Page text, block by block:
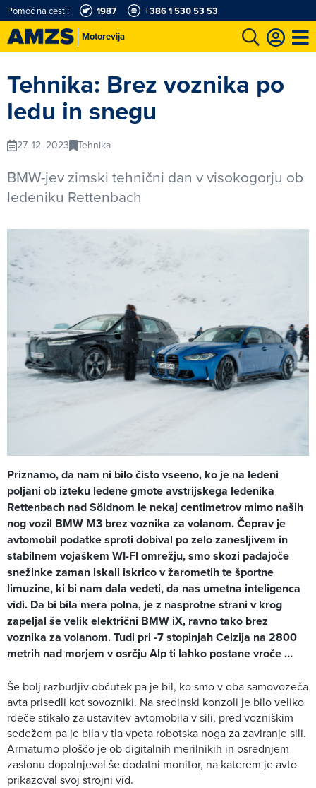
Motorevija
Pomoč na cesti: 1987 +386 1 530 53 53
Tehnika: Brez voznika po
ledu in snegu
27. 12. 2023 Tehnika
BMW-jev zimski tehnični dan v visokogorju ob
ledeniku Rettenbach
Priznamo, da nam ni bilo čisto vseeno, ko je na ledeni
poljani ob izteku ledene gmote avstrijskega ledenika
Rettenbach nad Söldnom le nekaj centimetrov mimo naših
nog vozil BMW M3 brez voznika za volanom. Čeprav je
avtomobil podatke sproti dobival po zelo zanesljivem in
stabilnem vojaškem WI-FI omrežju, smo skozi padajoče
snežinke zaman iskali iskrico v žarometih te športne
limuzine, ki bi nam dala vedeti, da nas umetna inteligenca
vidi. Da bi bila mera polna, je z nasprotne strani v krog
zapeljal še velik električni BMW iX, ravno tako brez
voznika za volanom. Tudi pri -7 stopinjah Celzija na 2800
metrih nad morjem v osrčju Alp ti lahko postane vroče …
Še bolj razburljiv občutek pa je bil, ko smo v oba samovozeča
avta prisedli kot sovozniki. Na sredinski konzoli je bilo veliko
rdeče stikalo za ustavitev avtomobila v sili, pred vozniškim
sedežem pa je bila v tla vpeta robotska noga za zaviranje sili.
Armaturno ploščo je ob digitalnih merilnikih in osrednjem
zaslonu dopolnjeval še dodatni monitor, na katerem je avto
prikazoval svoj strojni vid.